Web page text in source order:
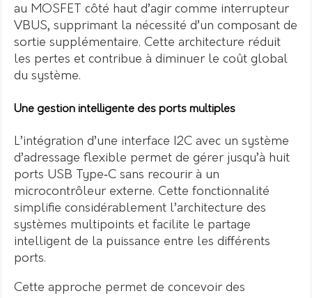
au MOSFET côté haut d’agir comme interrupteur
VBUS, supprimant la nécessité d’un composant de
sortie supplémentaire. Cette architecture réduit
les pertes et contribue à diminuer le coût global
du système.
Une gestion intelligente des ports multiples
L’intégration d’une interface I2C avec un système
d’adressage flexible permet de gérer jusqu’à huit
ports USB Type‑C sans recourir à un
microcontrôleur externe. Cette fonctionnalité
simplifie considérablement l’architecture des
systèmes multipoints et facilite le partage
intelligent de la puissance entre les différents
ports.
Cette approche permet de concevoir des